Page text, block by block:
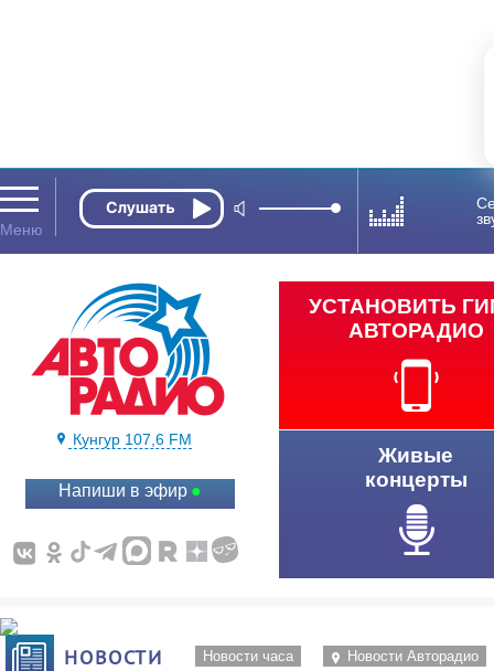
Кунгур 107,6 FM
Напиши в эфир
УСТАНОВИТЬ
АВТОРАДИО
Живые
концерты
НОВОСТИ Новости часа Новости Авторадио